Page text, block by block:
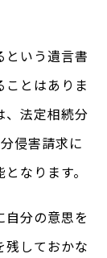
という遺言書
とはありま
、法定相続分
侵害請求に
なります。
分の意思を
残しておかな